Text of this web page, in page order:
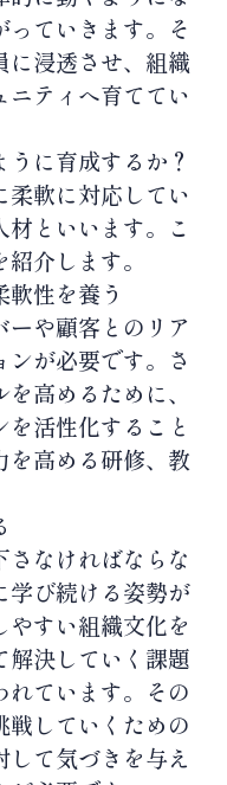
っていきます。そ
に浸透させ、組織
ニティへ育ててい
に育成するか？
柔軟に対応してい
といいます。こ
介します。
性を養う
ーや顧客とのリア
が必要です。さ
高めるために、
活性化すること
を高める研修、教
なければならな
学び続ける姿勢が
すい組織文化を
解決していく課題
ています。その
していくための
て気づきを与え